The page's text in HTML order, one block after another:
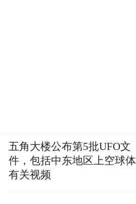
五角大楼公布第5批UFO文
件，包括中东地区上空球体
有关视频